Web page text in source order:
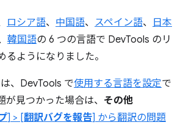
ロシア語、 中国語、 スペイン語、
日本
韓国語の 6 つの言語で DevTools のリ
るようになりました。
、DevTools で使用する言語を設定で
が見つかった場合は、 その他
] > [翻訳バグを報告] から翻訳の問題